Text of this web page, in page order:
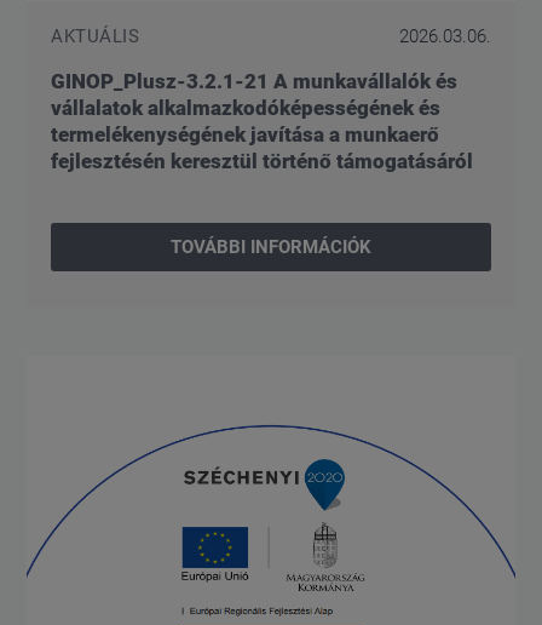
AKTUÁLIS 2026.03.06.
GINOP_Plusz-3.2.1-21 A munkavállalók és
vállalatok alkalmazkodóképességének és
termelékenységének javítása a munkaerő
fejlesztésén keresztül történő támogatásáról
TOVÁBBI INFORMÁCIÓK